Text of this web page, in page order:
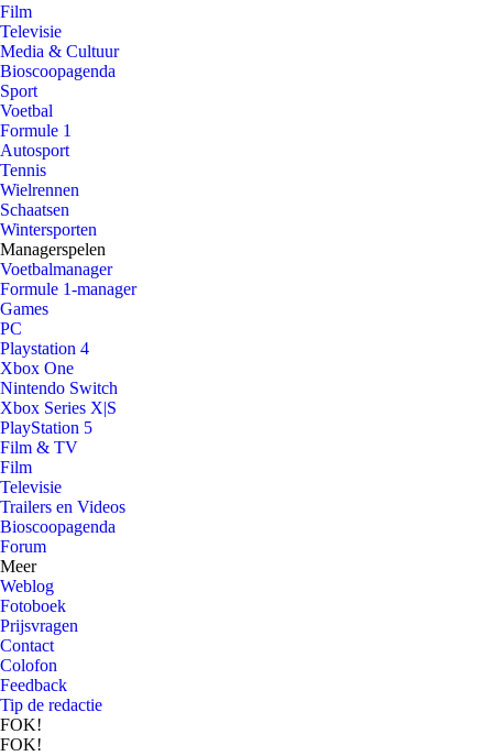
Film
Televisie
Media & Cultuur
Bioscoopagenda
Sport
Voetbal
Formule 1
Autosport
Tennis
Wielrennen
Schaatsen
Wintersporten
Managerspelen
Voetbalmanager
Formule 1-manager
Games
PC
Playstation 4
Xbox One
Nintendo Switch
Xbox Series X|S
PlayStation 5
Film & TV
Film
Televisie
Trailers en Videos
Bioscoopagenda
Forum
Meer
Weblog
Fotoboek
Prijsvragen
Contact
Colofon
Feedback
Tip de redactie
FOK!
FOK!